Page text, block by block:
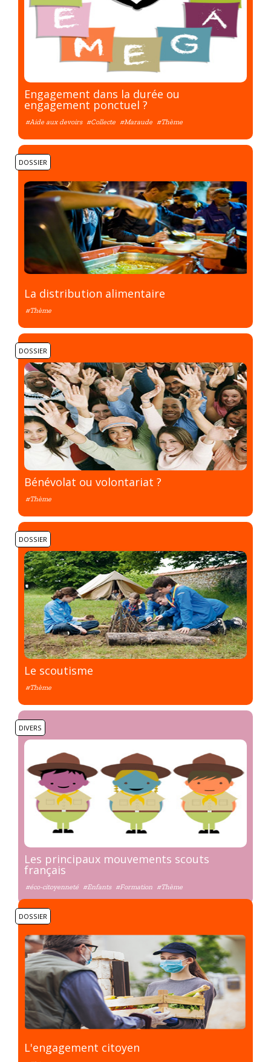
Engagement dans la durée ou
engagement ponctuel ?
#Aide aux devoirs #Collecte #Maraude #Thème
DOSSIER
La distribution alimentaire
#Thème
DOSSIER
Bénévolat ou volontariat ?
#Thème
DOSSIER
Le scoutisme
#Thème
DIVERS
Les principaux mouvements scouts
français
#éco-citoyenneté #Enfants #Formation #Thème
DOSSIER
L'engagement citoyen